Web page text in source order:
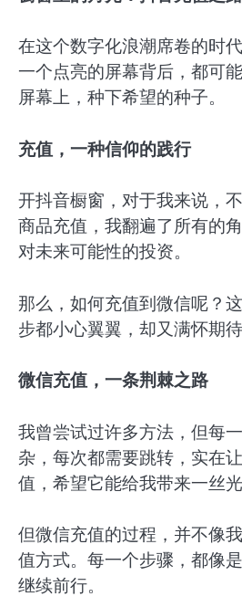
在这个数字化浪潮席卷的时
一个点亮的屏幕背后，都可
屏幕上，种下希望的种子。
充值，一种信仰的践行
开抖音橱窗，对于我来说，
商品充值，我翻遍了所有的
对未来可能性的投资。
那么，如何充值到微信呢？
步都小心翼翼，却又满怀期待
微信充值，一条荆棘之路
我曾尝试过许多方法，但每
杂，每次都需要跳转，实在
值，希望它能给我带来一丝光
但微信充值的过程，并不像
值方式。每一个步骤，都像
继续前行。